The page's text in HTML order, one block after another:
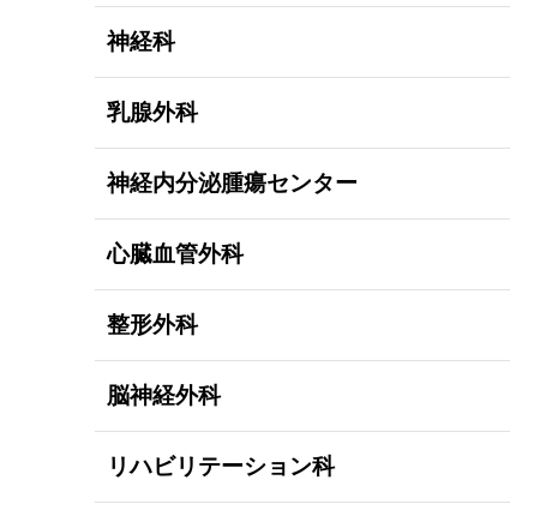
神経科
乳腺外科
神経内分泌腫瘍センター
心臓血管外科
整形外科
脳神経外科
リハビリテーション科